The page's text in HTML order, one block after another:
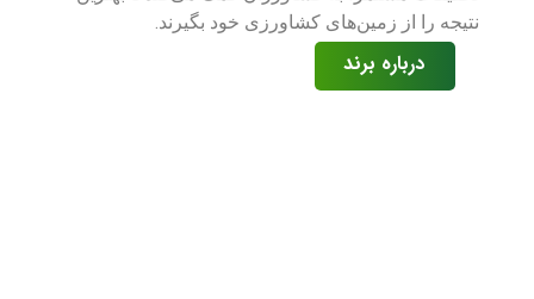
درباره برند
نتیجه را از زمین‌های کشاورزی خود بگیرند.